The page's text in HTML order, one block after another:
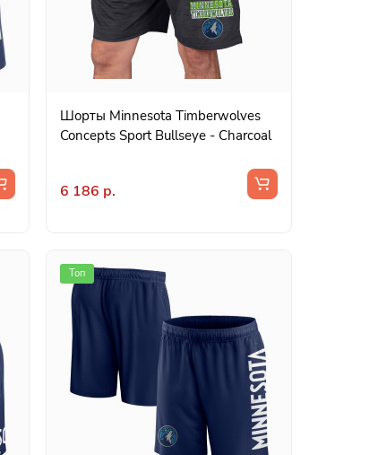
Шорты Minnesota Timberwolves
Concepts Sport Bullseye - Charcoal
6 186 р.
Топ